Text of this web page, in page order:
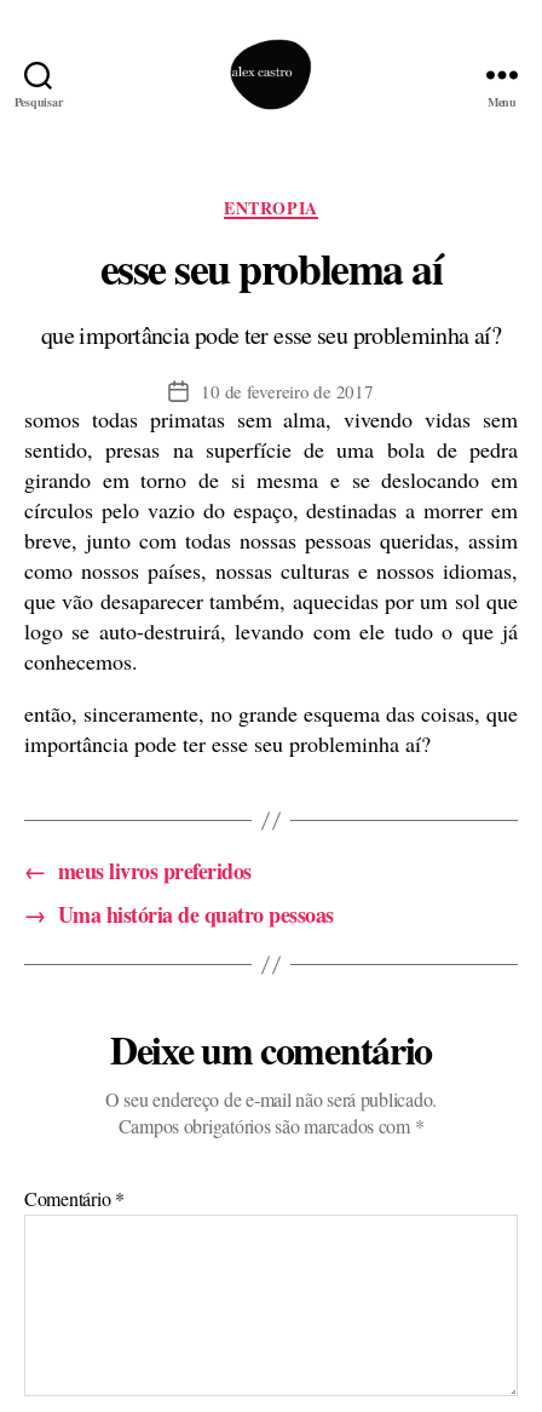
Pesquisar Menu
Categorias
ENTROPIA
esse seu problema aí
que importância pode ter esse seu probleminha aí?
Data
de
publicação
10 de fevereiro de 2017
somos todas primatas sem alma, vivendo vidas sem
sentido, presas na superfície de uma bola de pedra
girando em torno de si mesma e se deslocando em
círculos pelo vazio do espaço, destinadas a morrer em
breve, junto com todas nossas pessoas queridas, assim
como nossos países, nossas culturas e nossos idiomas,
que vão desaparecer também, aquecidas por um sol que
logo se auto-destruirá, levando com ele tudo o que já
conhecemos.
então, sinceramente, no grande esquema das coisas, que
importância pode ter esse seu probleminha aí?
← meus livros preferidos
→ Uma história de quatro pessoas
Deixe um comentário
O seu endereço de e-mail não será publicado.
Campos obrigatórios são marcados com *
Comentário*